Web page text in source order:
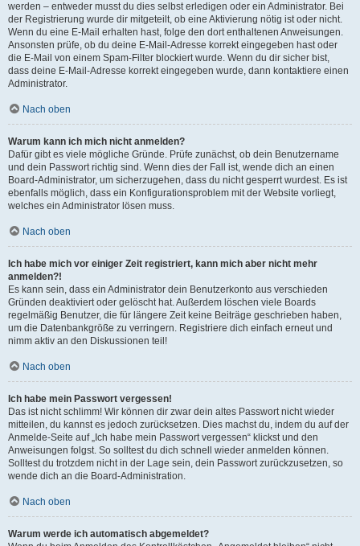
werden – entweder musst du dies selbst erledigen oder ein Administrator. Bei
der Registrierung wurde dir mitgeteilt, ob eine Aktivierung nötig ist oder nicht.
Wenn du eine E-Mail erhalten hast, folge den dort enthaltenen Anweisungen.
Ansonsten prüfe, ob du deine E-Mail-Adresse korrekt eingegeben hast oder
die E-Mail von einem Spam-Filter blockiert wurde. Wenn du dir sicher bist,
dass deine E-Mail-Adresse korrekt eingegeben wurde, dann kontaktiere einen
Administrator.
Nach oben
Warum kann ich mich nicht anmelden?
Dafür gibt es viele mögliche Gründe. Prüfe zunächst, ob dein Benutzername
und dein Passwort richtig sind. Wenn dies der Fall ist, wende dich an einen
Board-Administrator, um sicherzugehen, dass du nicht gesperrt wurdest. Es ist
ebenfalls möglich, dass ein Konfigurationsproblem mit der Website vorliegt,
welches ein Administrator lösen muss.
Nach oben
Ich habe mich vor einiger Zeit registriert, kann mich aber nicht mehr
anmelden?!
Es kann sein, dass ein Administrator dein Benutzerkonto aus verschieden
Gründen deaktiviert oder gelöscht hat. Außerdem löschen viele Boards
regelmäßig Benutzer, die für längere Zeit keine Beiträge geschrieben haben,
um die Datenbankgröße zu verringern. Registriere dich einfach erneut und
nimm aktiv an den Diskussionen teil!
Nach oben
Ich habe mein Passwort vergessen!
Das ist nicht schlimm! Wir können dir zwar dein altes Passwort nicht wieder
mitteilen, du kannst es jedoch zurücksetzen. Dies machst du, indem du auf der
Anmelde-Seite auf „Ich habe mein Passwort vergessen“ klickst und den
Anweisungen folgst. So solltest du dich schnell wieder anmelden können.
Solltest du trotzdem nicht in der Lage sein, dein Passwort zurückzusetzen, so
wende dich an die Board-Administration.
Nach oben
Warum werde ich automatisch abgemeldet?